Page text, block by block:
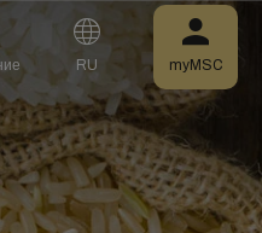
RU myMSC